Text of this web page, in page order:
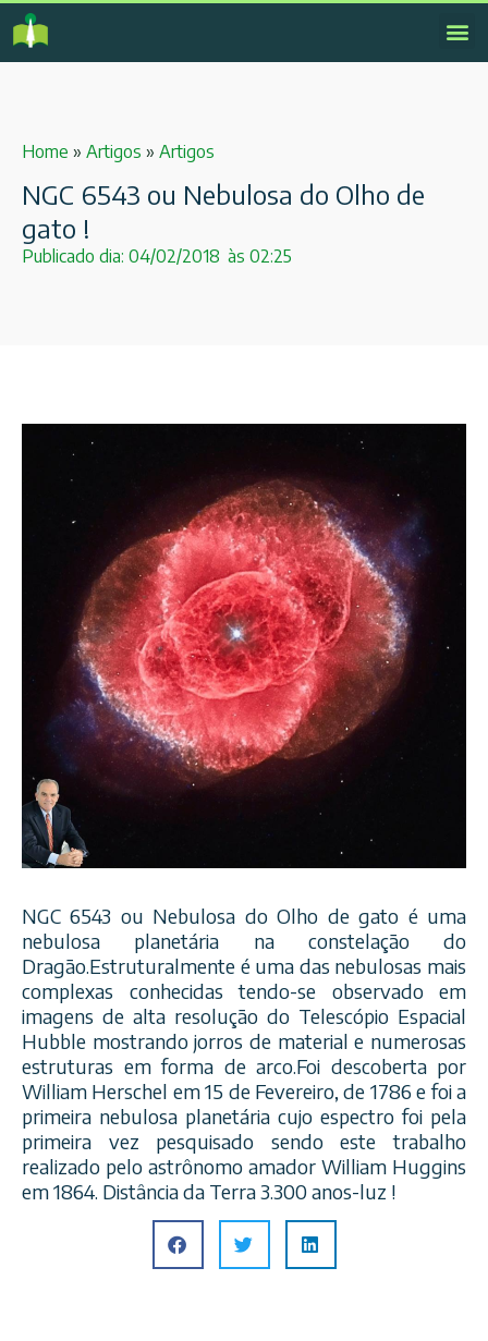
Home » Artigos » Artigos
NGC 6543 ou Nebulosa do Olho de
gato !
Publicado dia: 04/02/2018 às 02:25
NGC 6543 ou Nebulosa do Olho de gato é uma
nebulosa planetária na constelação do
Dragão.Estruturalmente é uma das nebulosas mais
complexas conhecidas tendo-se observado em
imagens de alta resolução do Telescópio Espacial
Hubble mostrando jorros de material e numerosas
estruturas em forma de arco.Foi descoberta por
William Herschel em 15 de Fevereiro, de 1786 e foi a
primeira nebulosa planetária cujo espectro foi pela
primeira vez pesquisado sendo este trabalho
realizado pelo astrônomo amador William Huggins
em 1864. Distância da Terra 3.300 anos-luz !